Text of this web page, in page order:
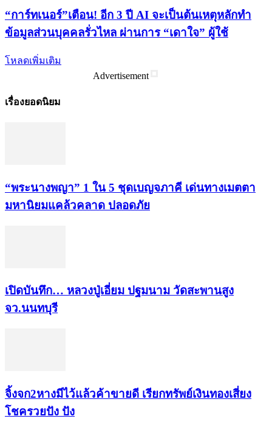
“การ์ทเนอร์”เตือน! อีก 3 ปี AI จะเป็นต้นเหตุหลักทำ
ข้อมูลส่วนบุคคลรั่วไหล ผ่านการ “เดาใจ” ผู้ใช้
โหลดเพิ่มเติม
Advertisement
เรื่องยอดนิยม
“พระ​นาง​พญา” 1 ใน 5​ ชุดเบญจ​ภาคี​ เด่นทางเมตตา​
มหา​นิยม​แคล้วคลาด​ ปลอดภัย​
เปิดบันทึก… หลวงปู่เอี่ยม ​ปฐม​นาม​ วัดสะพานสูง​
จว.นนทบุรี
จิ้งจก​2​หาง​มีไว้แล้ว​ค้าขาย​ดี​ เรียก​ทรัพย์เงินทอง​เสี่ยง
โชค​รวยปัง​ ปัง​